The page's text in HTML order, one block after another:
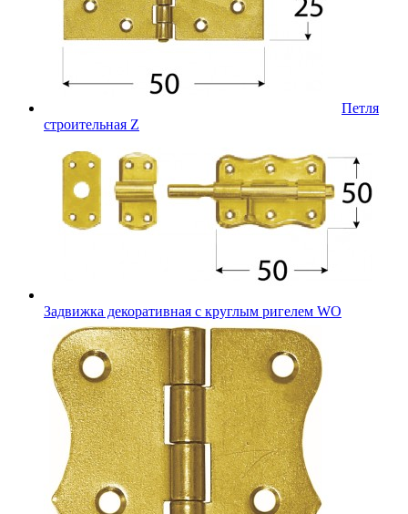
Петля
строительная Z
Задвижка декоративная с круглым ригелем WO